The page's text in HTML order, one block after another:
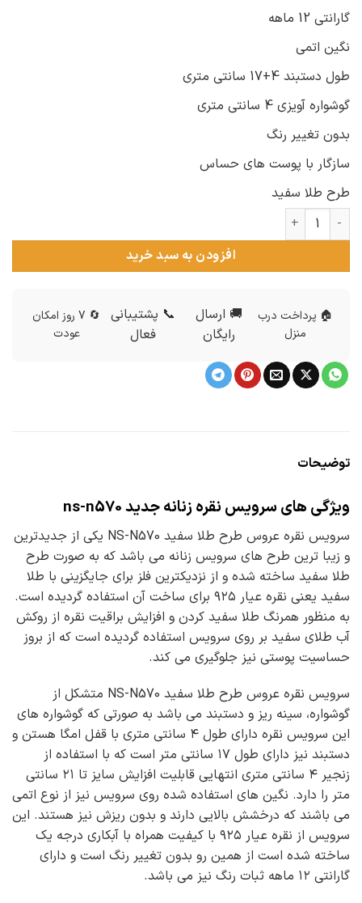
گارانتی 12 ماهه
نگین اتمی
طول دستبند 4+17 سانتی متری
گوشواره آویزی 4 سانتی متری
بدون تغییر رنگ
سازگار با پوست های حساس
طرح طلا سفید
سرویس نقره عروس طرح طلا سفید عدد
افزودن به سبد خرید
🏠 پرداخت درب
منزل
🚚 ارسال
رایگان
📞 پشتیبانی
فعال
🔄 7 روز امکان
عودت
توضیحات
ویژگی های سرویس نقره زنانه جدید ns-n570
سرویس نقره عروس طرح طلا سفید NS-N570 یکی از جدیدترین
و زیبا ترین طرح های سرویس زنانه می باشد که به صورت طرح
طلا سفید ساخته شده و از نزدیکترین فلز برای جایگزینی با طلا
سفید یعنی نقره عیار ۹۲۵ برای ساخت آن استفاده گردیده است.
به منظور همرنگ طلا سفید کردن و افزایش براقیت نقره از روکش
آب طلای سفید بر روی سرویس استفاده گردیده است که از بروز
حساسیت پوستی نیز جلوگیری می کند.
سرویس نقره عروس طرح طلا سفید NS-N570 متشکل از
گوشواره، سینه ریز و دستبند می باشد به صورتی که گوشواره های
این سرویس نقره دارای طول ۴ سانتی متری با قفل امگا هستن و
دستبند نیز دارای طول ۱۷ سانتی متر است که با استفاده از
زنجیر ۴ سانتی متری انتهایی قابلیت افزایش سایز تا ۲۱ سانتی
متر را دارد. نگین های استفاده شده روی سرویس نیز از نوع اتمی
می باشند که درخشش بالایی دارند و بدون ریزش نیز هستند. این
سرویس از نقره عیار ۹۲۵ با کیفیت همراه با آبکاری درجه یک
ساخته شده است از همین رو بدون تغییر رنگ است و دارای
گارانتی ۱۲ ماهه ثبات رنگ نیز می باشد.